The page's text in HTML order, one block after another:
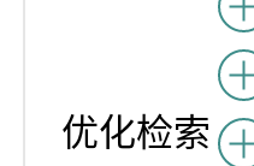
优化检索